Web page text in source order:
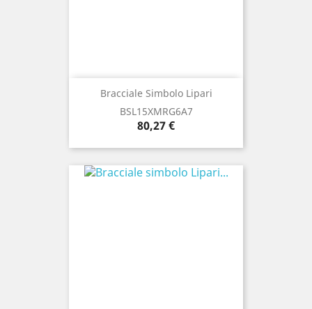
Bracciale Simbolo Lipari
BSL15XMRG6A7
Prezzo
80,27 €